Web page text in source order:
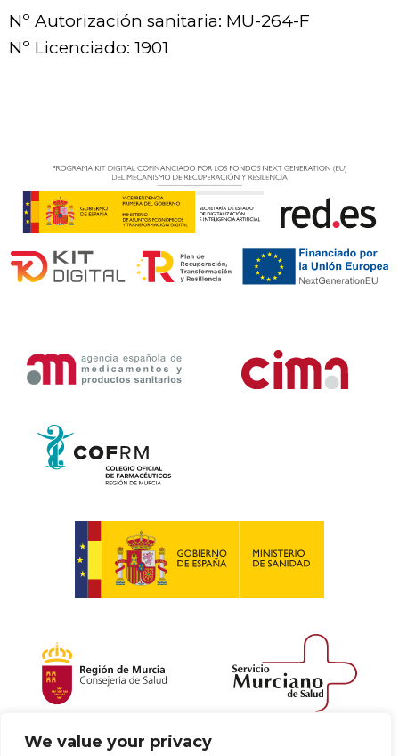
We value your privacy
Nº Autorización sanitaria: MU-264-F
Nº Licenciado: 1901